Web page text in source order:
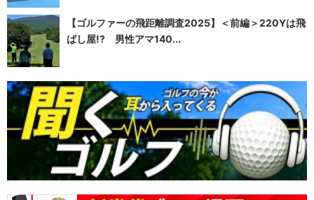
【ゴルファーの飛距離調査2025】＜前編＞220Yは飛
ばし屋!? 男性アマ140...